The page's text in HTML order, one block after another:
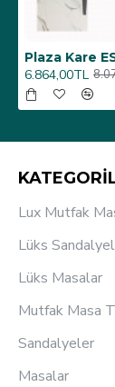
12.000,00TL
Lux Mutfak
Lüks
Lüks Masalar
Mutfak Masa
Sandalyeler
Masalar